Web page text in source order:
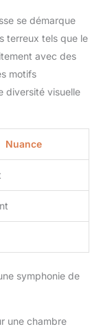
se démarque
terreux tels que le
avec des
motifs
diversité visuelle
Nuance
symphonie de
une chambre